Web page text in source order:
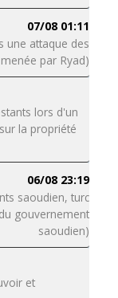
07/08 01:11
une attaque des
par Ryad)
lors d'un
la propriété
06/08 23:19
saoudien, turc
gouvernement
saoudien)
et